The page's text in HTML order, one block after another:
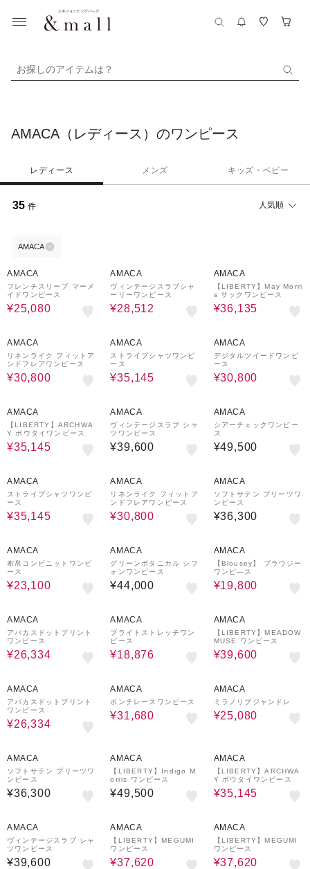
お探しのアイテムは？
AMACA（レディース）のワンピース
レディース メンズ キッズ・ベビー
35 件 人気順
AMACA
AMACA
フレンチスリーブ マーメ
イドワンピース
¥25,080
AMACA
ヴィンテージスラブシャ
ーリーワンピース
¥28,512
AMACA
【LIBERTY】May Morri
s サックワンピース
¥36,135
AMACA
リネンライク フィットア
ンドフレアワンピース
¥30,800
AMACA
ストライプシャツワンピ
ース
¥35,145
AMACA
デジタルツイードワンピ
ース
¥30,800
AMACA
【LIBERTY】ARCHWA
Y ボウタイワンピース
¥35,145
AMACA
ヴィンテージスラブ シャ
ツワンピース
¥39,600
AMACA
シアーチェックワンピー
ス
¥49,500
AMACA
ストライプシャツワンピ
ース
¥35,145
AMACA
リネンライク フィットア
ンドフレアワンピース
¥30,800
AMACA
ソフトサテン プリーツワ
ンピース
¥36,300
AMACA
布帛コンビニットワンピ
ース
¥23,100
AMACA
グリーンボタニカル シフ
ォンワンピース
¥44,000
AMACA
【Blousey】 ブラウジー
ワンピ―ス
¥19,800
AMACA
アバカスドットプリント
ワンピース
¥26,334
AMACA
ブライトストレッチワン
ピース
¥18,876
AMACA
【LIBERTY】MEADOW
MUSE ワンピース
¥39,600
AMACA
アバカスドットプリント
ワンピース
¥26,334
AMACA
ポンチレースワンピース
¥31,680
AMACA
ミラノリブジャンドレ
¥25,080
AMACA
ソフトサテン プリーツワ
ンピース
¥36,300
AMACA
【LIBERTY】Indigo M
orris ワンピース
¥49,500
AMACA
【LIBERTY】ARCHWA
Y ボウタイワンピース
¥35,145
AMACA
ヴィンテージスラブ シャ
ツワンピース
¥39,600
AMACA
【LIBERTY】MEGUMI
ワンピース
¥37,620
AMACA
【LIBERTY】MEGUMI
ワンピース
¥37,620